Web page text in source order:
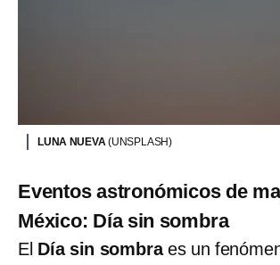
LUNA NUEVA(UNSPLASH)
Eventos astronómicos de
México: Día sin sombra
El Día sin sombraes un